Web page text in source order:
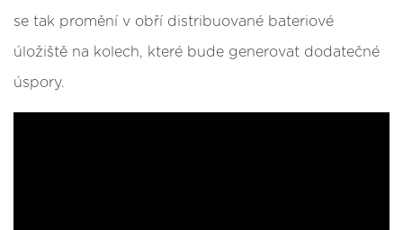
se tak promění v obří distribuované bateriové
úložiště na kolech, které bude generovat dodatečné
úspory.